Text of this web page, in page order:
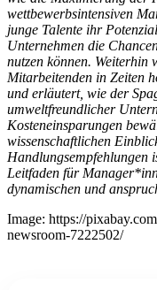
wettbewerbsintensiven
junge Talente ihr
Unternehmen die
nutzen können. Weiterhin
Mitarbeitenden in Zeiten
und erläutert, wie der
umweltfreundlicher
Kosteneinsparungen
wissenschaftlichen
Handlungsempfehlungen
Leitfaden für
dynamischen und
Image: https://
newsroom-7222502/